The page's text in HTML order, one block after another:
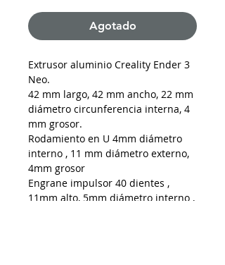
Agotado
Extrusor aluminio Creality Ender 3
Neo.
42 mm largo, 42 mm ancho, 22 mm
diámetro circunferencia interna, 4
mm grosor.
Rodamiento en U 4mm diámetro
interno , 11 mm diámetro externo,
4mm grosor
Engrane impulsor 40 dientes ,
11mm alto, 5mm diámetro interno ,